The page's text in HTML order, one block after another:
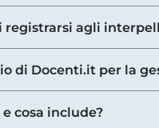
registrarsi agli
di Docenti.it per la
cosa include?